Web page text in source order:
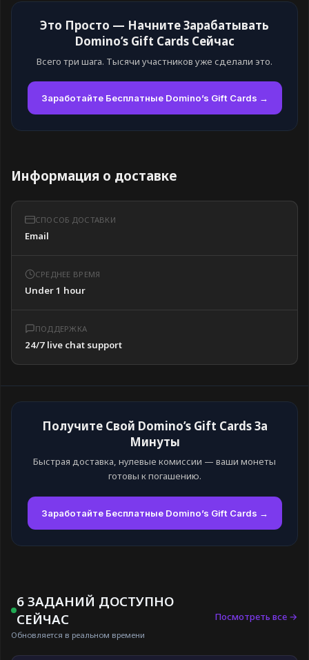
Это Просто — Начните Зарабатывать
Domino’s Gift Cards Сейчас
Всего три шага. Тысячи участников уже сделали это.
Заработайте Бесплатные Domino’s Gift Cards →
Информация о доставке
СПОСОБ ДОСТАВКИ
Email
СРЕДНЕЕ ВРЕМЯ
Under 1 hour
ПОДДЕРЖКА
24/7 live chat support
Получите Свой Domino’s Gift Cards За
Минуты
Быстрая доставка, нулевые комиссии — ваши монеты
готовы к погашению.
Заработайте Бесплатные Domino’s Gift Cards →
6 ЗАДАНИЙ ДОСТУПНО
СЕЙЧАС
Обновляется в реальном времени
Посмотреть все →